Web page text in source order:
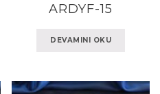
ARDYF-15
DEVAMINI OKU